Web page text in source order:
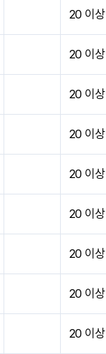
20 이상
20 이상
20 이상
20 이상
20 이상
20 이상
20 이상
20 이상
20 이상